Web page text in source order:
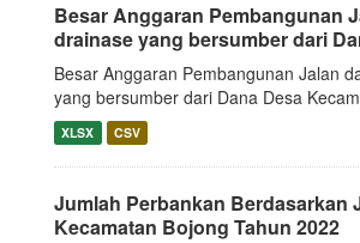
Besar Anggaran Pembangunan
drainase yang bersumber dari
Besar Anggaran Pembangunan Jalan
yang bersumber dari Dana Desa
XLSX CSV
Jumlah Perbankan Berdasarkan
Kecamatan Bojong Tahun 2022